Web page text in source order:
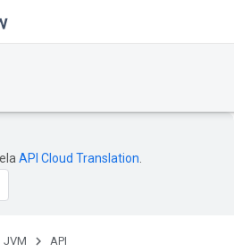
API Cloud Translation
JVM API